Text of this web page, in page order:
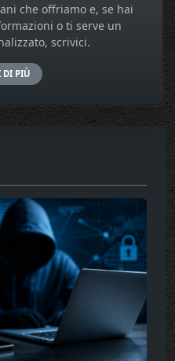
che offriamo e, se hai
o ti serve un
scrivici.
DI PIÙ